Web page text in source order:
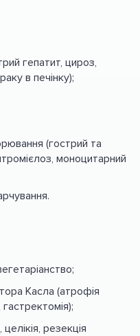
гепатит, цироз,
в печінку);
(гострий та
моноцитарний
Касла (атрофія
резекція